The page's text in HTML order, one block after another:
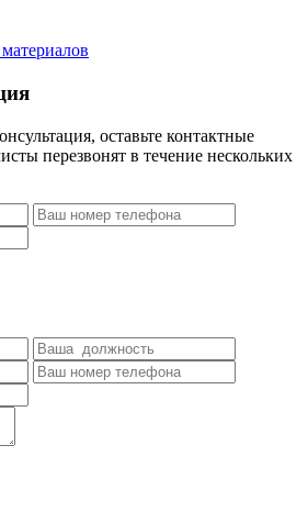
оставьте контактные
перезвонят в течение нескольких